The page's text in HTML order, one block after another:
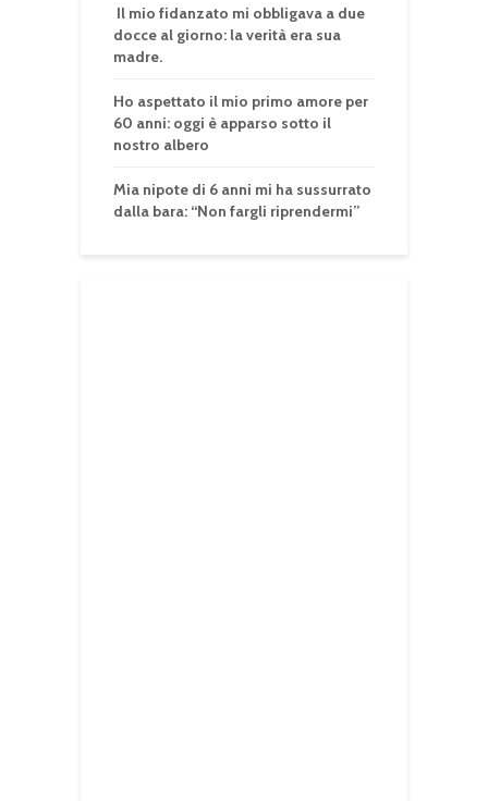
Il mio fidanzato mi obbligava a due
docce al giorno: la verità era sua
madre.
Ho aspettato il mio primo amore per
60 anni: oggi è apparso sotto il
nostro albero
Mia nipote di 6 anni mi ha sussurrato
dalla bara: “Non fargli riprendermi”